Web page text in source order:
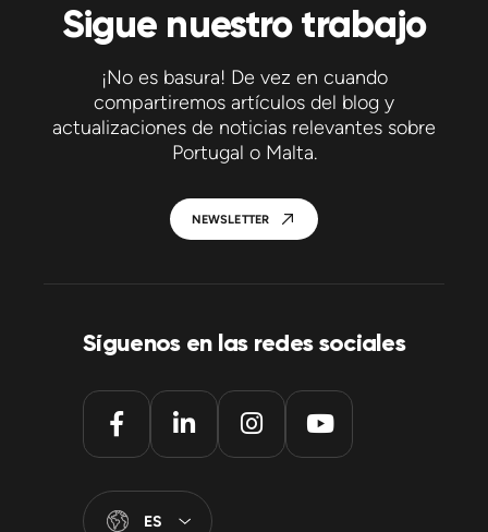
Sigue nuestro trabajo
¡No es basura! De vez en cuando
compartiremos artículos del blog y
actualizaciones de noticias relevantes sobre
Portugal o Malta.
NEWSLETTER
Síguenos en las redes sociales
ES